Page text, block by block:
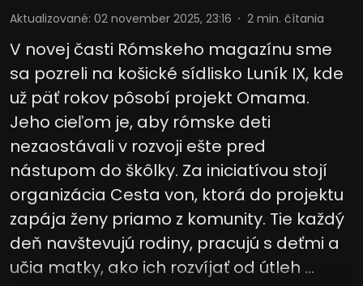
Aktualizované: 02 november 2025, 23:16 2 min. čítania
V novej časti Rómskeho magazínu sme
sa pozreli na košické sídlisko Luník IX, kde
už päť rokov pôsobí projekt Omama.
Jeho cieľom je, aby rómske deti
nezaostávali v rozvoji ešte pred
nástupom do škôlky. Za iniciatívou stojí
organizácia Cesta von, ktorá do projektu
zapája ženy priamo z komunity. Tie každý
deň navštevujú rodiny, pracujú s deťmi a
učia matky, ako ich rozvíjať od útleh ...